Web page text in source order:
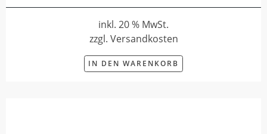
inkl. 20 % MwSt.
zzgl. Versandkosten
IN DEN WARENKORB